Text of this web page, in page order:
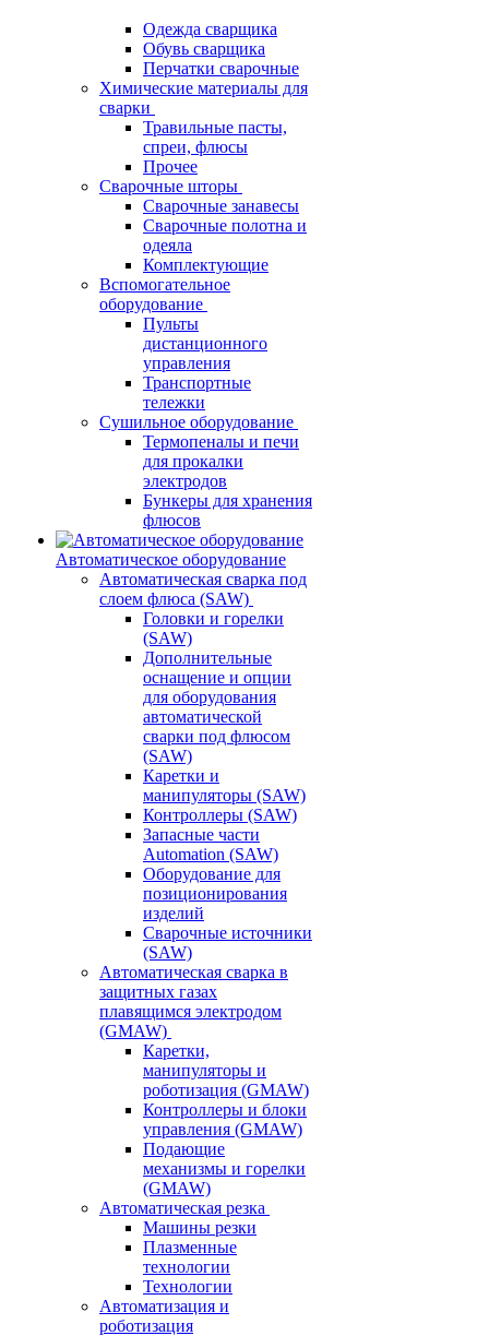
Одежда сварщика
Обувь сварщика
Перчатки сварочные
Химические материалы для
сварки
Травильные пасты,
спреи, флюсы
Прочее
Сварочные шторы
Сварочные занавесы
Сварочные полотна и
одеяла
Комплектующие
Вспомогательное
оборудование
Пульты
дистанционного
управления
Транспортные
тележки
Сушильное оборудование
Термопеналы и печи
для прокалки
электродов
Бункеры для хранения
флюсов
Автоматическое оборудование
Автоматическая сварка под
слоем флюса (SAW)
Головки и горелки
(SAW)
Дополнительные
оснащение и опции
для оборудования
автоматической
сварки под флюсом
(SAW)
Каретки и
манипуляторы (SAW)
Контроллеры (SAW)
Запасные части
Automation (SAW)
Оборудование для
позиционирования
изделий
Сварочные источники
(SAW)
Автоматическая сварка в
защитных газах
плавящимся электродом
(GMAW)
Каретки,
манипуляторы и
роботизация (GMAW)
Контроллеры и блоки
управления (GMAW)
Подающие
механизмы и горелки
(GMAW)
Автоматическая резка
Машины резки
Плазменные
технологии
Технологии
Автоматизация и
роботизация